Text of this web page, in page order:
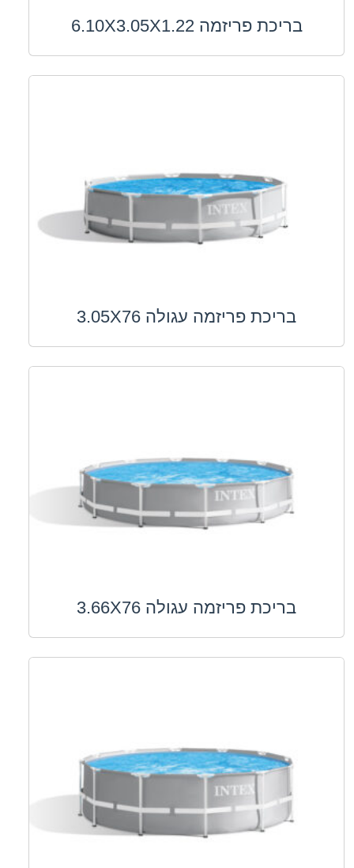
בריכת פריזמה 6.10X3.05X1.22
בריכת פריזמה עגולה 3.05X76
בריכת פריזמה עגולה 3.66X76